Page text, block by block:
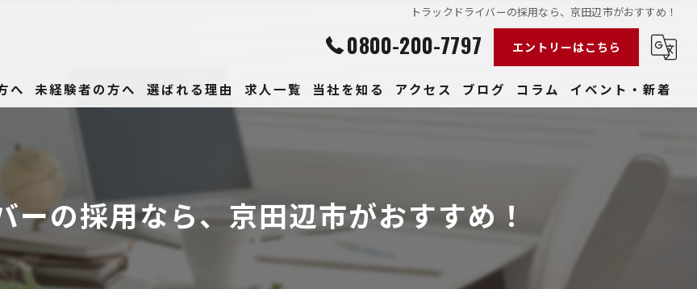
トラックドライバーの採用なら、京田辺市がおすすめ！
0800-200-7797 エントリーはこちら
へ 未経験者の方へ 選ばれる理由 求人一覧 当社を知る
高収入
アクセス ブログ コラム イベント・新着
ーの採用なら、京田辺市がおすすめ！